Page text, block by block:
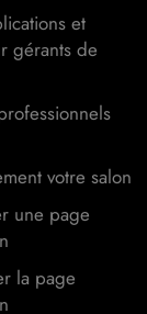
et
gérants de
votre salon
une page
la page